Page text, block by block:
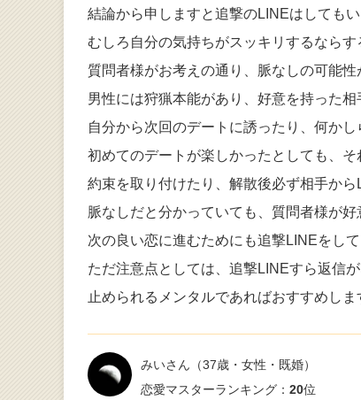
結論から申しますと追撃のLINEはしてもい
むしろ自分の気持ちがスッキリするならす
質問者様がお考えの通り、脈なしの可能性
男性には狩猟本能があり、好意を持った
自分から次回のデートに誘ったり、何かし
初めてのデートが楽しかったとしても、
約束を取り付けたり、解散後必ず相手から
脈なしだと分かっていても、質問者様が
次の良い恋に進むためにも追撃LINEをし
ただ注意点としては、追撃LINEすら返信
止められるメンタルであればおすすめしま
みいさん （37歳・女性・既婚）
恋愛マスターランキング： 20位